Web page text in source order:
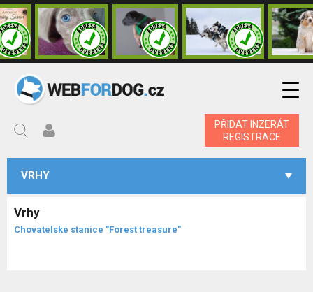
PŘIDAT INZERÁT
REGISTRACE
VRHY
Vrhy
Chovatelské stanice "Forest treasure"